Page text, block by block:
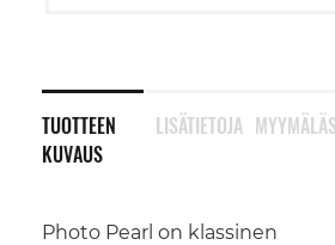
TUOTTEEN
KUVAUS
Photo Pearl on klassinen
LISÄTIETOJA